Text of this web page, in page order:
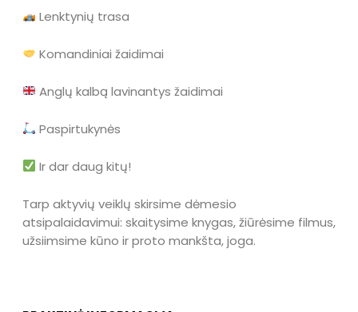
Lenktynių trasa
Komandiniai žaidimai
Anglų kalbą lavinantys žaidimai
Paspirtukynės
Ir dar daug kitų!
Tarp aktyvių veiklų skirsime dėmesio
atsipalaidavimui: skaitysime knygas, žiūrėsime filmus,
užsiimsime kūno ir proto mankšta, joga.